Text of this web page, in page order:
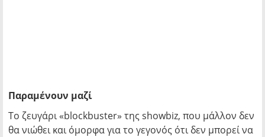
Παραμένουν μαζί
Το ζευγάρι «blockbuster» της showbiz, που μάλλον δεν
θα νιώθει και όμορφα για το γεγονός ότι δεν μπορεί να